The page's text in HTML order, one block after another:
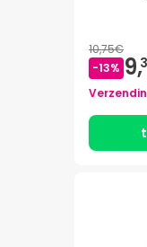
10,75€
-13% 9,